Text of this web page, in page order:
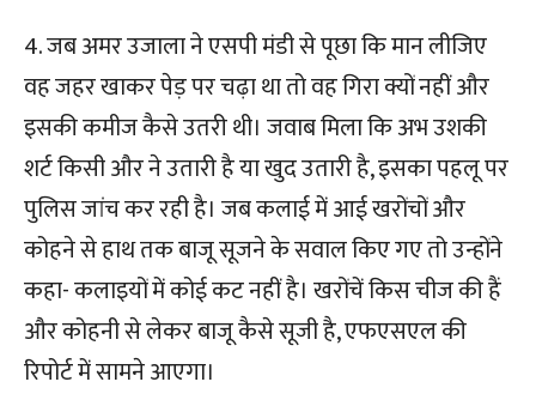
4. जब अमर उजाला ने एसपी मंडी से पूछा कि मान लीजिए
वह जहर खाकर पेड़ पर चढ़ा था तो वह गिरा क्यों नहीं और
इसकी कमीज कैसे उतरी थी। जवाब मिला कि अभ उशकी
शर्ट किसी और ने उतारी है या खुद उतारी है, इसका पहलू पर
पुलिस जांच कर रही है। जब कलाई में आई खरोंचों और
कोहने से हाथ तक बाजू सूजने के सवाल किए गए तो उन्होंने
कहा- कलाइयों में कोई कट नहीं है। खरोंचें किस चीज की हैं
और कोहनी से लेकर बाजू कैसे सूजी है, एफएसएल की
रिपोर्ट में सामने आएगा।